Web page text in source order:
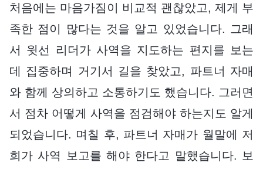
처음에는 마음가짐이 비교적 괜찮았고, 제게 부
족한 점이 많다는 것을 알고 있었습니다. 그래
서 윗선 리더가 사역을 지도하는 편지를 보는
데 집중하며 거기서 길을 찾았고, 파트너 자매
와 함께 상의하고 소통하기도 했습니다. 그러면
서 점차 어떻게 사역을 점검해야 하는지도 알게
되었습니다. 며칠 후, 파트너 자매가 월말에 저
희가 사역 보고를 해야 한다고 말했습니다. 보